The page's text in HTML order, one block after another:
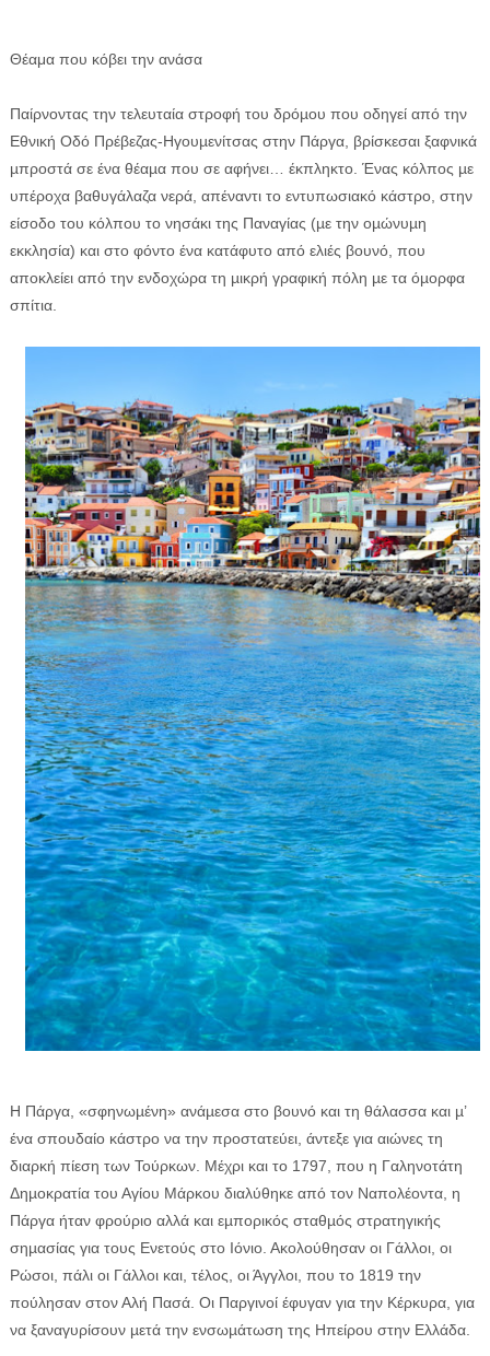
Θέαμα που κόβει την ανάσα
Παίρνοντας την τελευταία στροφή του δρόµου που οδηγεί από την
Εθνική Οδό Πρέβεζας-Ηγουµενίτσας στην Πάργα, βρίσκεσαι ξαφνικά
µπροστά σε ένα θέαµα που σε αφήνει… έκπληκτο. Ένας κόλπος µε
υπέροχα βαθυγάλαζα νερά, απέναντι το εντυπωσιακό κάστρο, στην
είσοδο του κόλπου το νησάκι της Παναγίας (µε την οµώνυµη
εκκλησία) και στο φόντο ένα κατάφυτο από ελιές βουνό, που
αποκλείει από την ενδοχώρα τη µικρή γραφική πόλη µε τα όµορφα
σπίτια.
Η Πάργα, «σφηνωµένη» ανάµεσα στο βουνό και τη θάλασσα και µ’
ένα σπουδαίο κάστρο να την προστατεύει, άντεξε για αιώνες τη
διαρκή πίεση των Τούρκων. Μέχρι και το 1797, που η Γαληνοτάτη
Δηµοκρατία του Αγίου Μάρκου διαλύθηκε από τον Ναπολέοντα, η
Πάργα ήταν φρούριο αλλά και εµπορικός σταθµός στρατηγικής
σηµασίας για τους Ενετούς στο Ιόνιο. Ακολούθησαν οι Γάλλοι, οι
Ρώσοι, πάλι οι Γάλλοι και, τέλος, οι Άγγλοι, που το 1819 την
πούλησαν στον Αλή Πασά. Οι Παργινοί έφυγαν για την Κέρκυρα, για
να ξαναγυρίσουν µετά την ενσωµάτωση της Ηπείρου στην Ελλάδα.